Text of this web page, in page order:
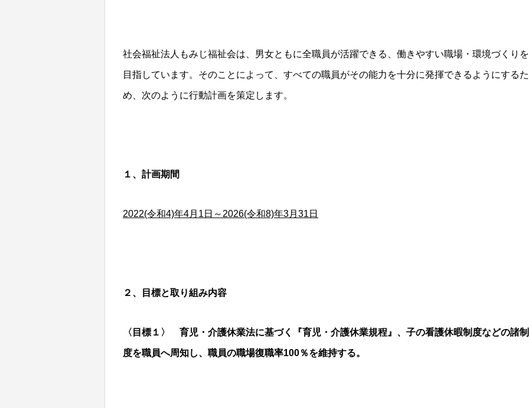
社会福祉法人もみじ福祉会は、男女ともに全職員が活躍できる、働きやすい職場・環境づくりを
目指しています。そのことによって、すべての職員がその能力を十分に発揮できるようにするた
め、次のように行動計画を策定します。
１、計画期間
2022(令和4)年4月1日～2026(令和8)年3月31日
２、目標と取り組み内容
〈目標１〉 育児・介護休業法に基づく『育児・介護休業規程』、子の看護休暇制度などの諸制
度を職員へ周知し、職員の職場復職率100％を維持する。